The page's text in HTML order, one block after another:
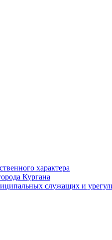
характера
Кургана
служащих и